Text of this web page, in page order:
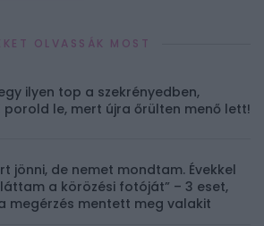
OLVASSÁK MOST
ilyen top a szekrényedben,
porold le, mert újra őrülten menő lett!
jönni, de nemet mondtam. Évekkel
a körözési fotóját” – 3 eset,
megérzés mentett meg valakit